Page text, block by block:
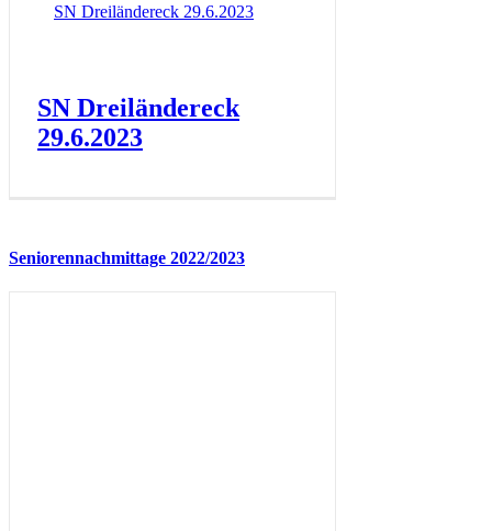
SN Dreiländereck 29.6.2023
SN Dreiländereck
29.6.2023
Seniorennachmittage 2022/2023